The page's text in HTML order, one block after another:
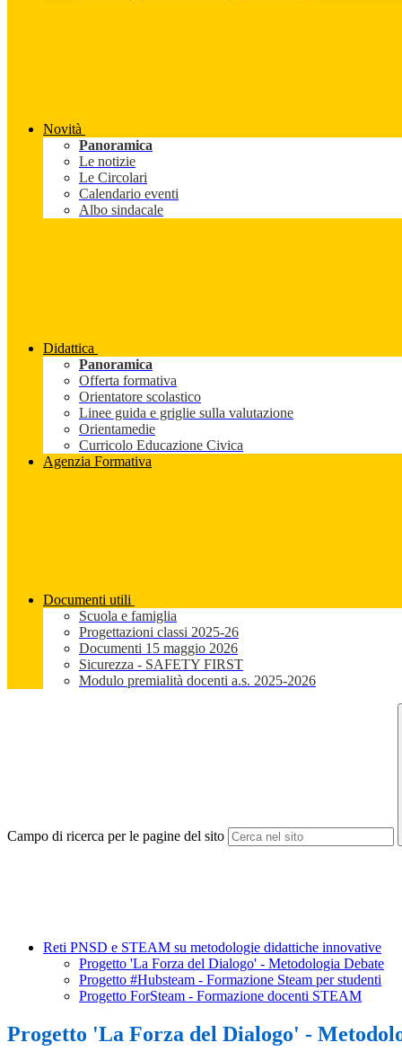
Novità
Panoramica
Le notizie
Le Circolari
Calendario eventi
Albo sindacale
Didattica
Panoramica
Offerta formativa
Orientatore scolastico
Linee guida e griglie sulla valutazione
Orientamedie
Curricolo Educazione Civica
Agenzia Formativa
Documenti utili
Scuola e famiglia
Progettazioni classi 2025-26
Documenti 15 maggio 2026
Sicurezza - SAFETY FIRST
Modulo premialità docenti a.s. 2025-2026
Campo di ricerca per le pagine del sito
Reti PNSD e STEAM su metodologie didattiche innovative
Progetto 'La Forza del Dialogo' - Metodologia Debate
Progetto #Hubsteam - Formazione Steam per studenti
Progetto ForSteam - Formazione docenti STEAM
Progetto 'La Forza del Dialogo' -